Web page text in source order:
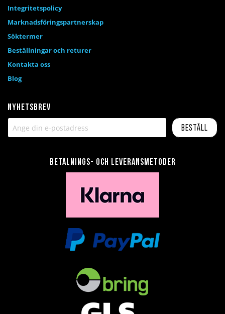
Nyhetsbrev
Beställ
Betalnings- och leveransmetoder
Integritetspolicy
Marknadsföringspartnerskap
Söktermer
Beställningar och returer
Kontakta oss
Blog